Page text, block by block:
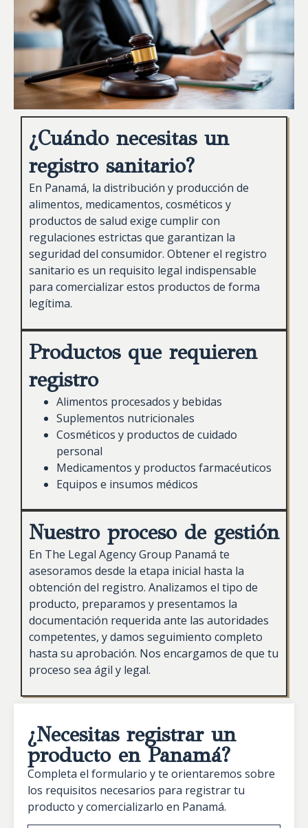
¿Cuándo necesitas un
registro sanitario?
En Panamá, la distribución y producción de
alimentos, medicamentos, cosméticos y
productos de salud exige cumplir con
regulaciones estrictas que garantizan la
seguridad del consumidor. Obtener el registro
sanitario es un requisito legal indispensable
para comercializar estos productos de forma
legítima.
Productos que requieren
registro
Alimentos procesados y bebidas
Suplementos nutricionales
Cosméticos y productos de cuidado
personal
Medicamentos y productos farmacéuticos
Equipos e insumos médicos
Nuestro proceso de gestión
En The Legal Agency Group Panamá te
asesoramos desde la etapa inicial hasta la
obtención del registro. Analizamos el tipo de
producto, preparamos y presentamos la
documentación requerida ante las autoridades
competentes, y damos seguimiento completo
hasta su aprobación. Nos encargamos de que tu
proceso sea ágil y legal.
¿Necesitas registrar un
producto en Panamá?
Completa el formulario y te orientaremos sobre
los requisitos necesarios para registrar tu
producto y comercializarlo en Panamá.